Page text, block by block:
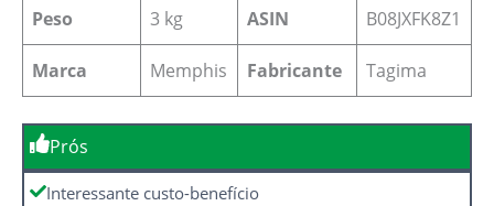
Peso ‎3 kg ASIN B08JXFK8Z1
Marca Memphis Fabricante ‎Tagima
Prós
Interessante custo-benefício